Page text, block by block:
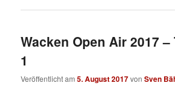
Wacken Open Air 2017 –
1
Veröffentlicht am5. August 2017vonSven